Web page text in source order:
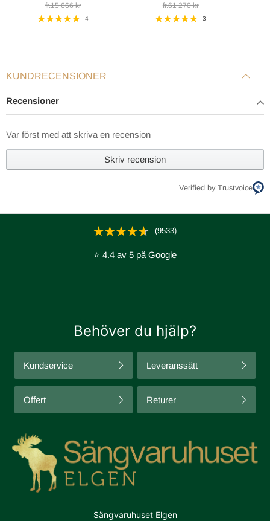
fr.15 666 kr
4
fr.61 270 kr
3
KUNDRECENSIONER
Recensioner
Var först med att skriva en recension
Skriv recension
Verified by Trustvoice
(9533)
⭐ 4.4 av 5 på Google
Behöver du hjälp?
Kundservice Leveranssätt
Offert Returer
Sängvaruhuset Elgen